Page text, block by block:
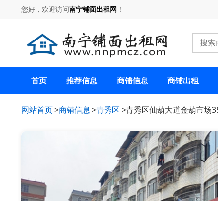
您好，欢迎访问南宁铺面出租网 ！
首页 推荐信息 商铺信息 商铺出租
网站首页>商铺信息 >青秀区 >青秀区仙葫大道金葫市场